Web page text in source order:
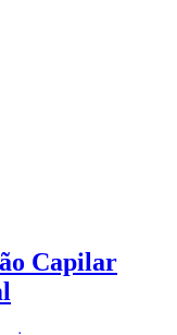
Capilar